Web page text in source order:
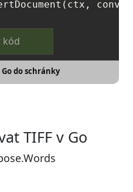
kód
do schránky
TIFF v Go